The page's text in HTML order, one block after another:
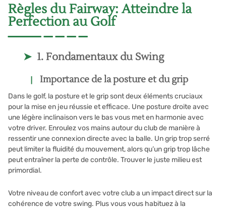
Règles du Fairway: Atteindre la
Perfection au Golf
1. Fondamentaux du Swing
Importance de la posture et du grip
Dans le golf, la posture et le grip sont deux éléments cruciaux
pour la mise en jeu réussie et efficace. Une posture droite avec
une légère inclinaison vers le bas vous met en harmonie avec
votre driver. Enroulez vos mains autour du club de manière à
ressentir une connexion directe avec la balle. Un grip trop serré
peut limiter la fluidité du mouvement, alors qu’un grip trop lâche
peut entraîner la perte de contrôle. Trouver le juste milieu est
primordial.
Votre niveau de confort avec votre club a un impact direct sur la
cohérence de votre swing. Plus vous vous habituez à la